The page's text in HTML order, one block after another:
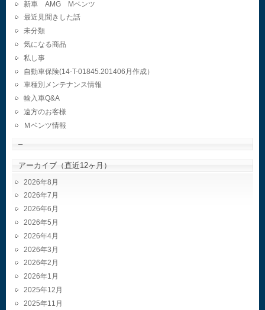
新車 AMG Mベンツ
最近見聞きした話
未分類
気になる商品
私し事
自動車保険(14-T-01845.201406月作成）
車種別メンテナンス情報
輸入車Q&A
遠方のお客様
Ｍベンツ情報
–
アーカイブ（直近12ヶ月）
2026年8月
2026年7月
2026年6月
2026年5月
2026年4月
2026年3月
2026年2月
2026年1月
2025年12月
2025年11月